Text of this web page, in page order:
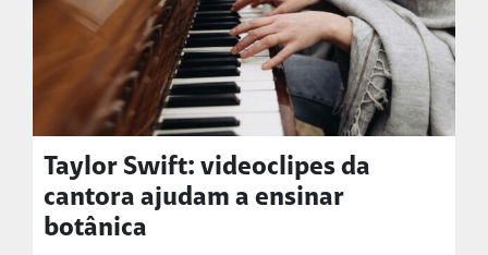
Taylor Swift: videoclipes da
cantora ajudam a ensinar
botânica